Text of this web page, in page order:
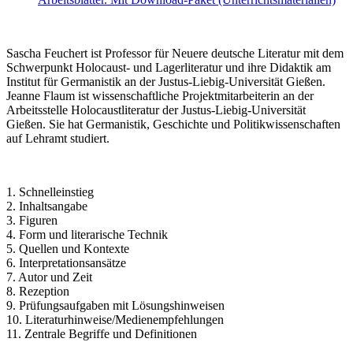
Sascha Feuchert ist Professor für Neuere deutsche Literatur mit dem
Schwerpunkt Holocaust- und Lagerliteratur und ihre Didaktik am
Institut für Germanistik an der Justus-Liebig-Universität Gießen.
Jeanne Flaum ist wissenschaftliche Projektmitarbeiterin an der
Arbeitsstelle Holocaustliteratur der Justus-Liebig-Universität
Gießen. Sie hat Germanistik, Geschichte und Politikwissenschaften
auf Lehramt studiert.
1. Schnelleinstieg
2. Inhaltsangabe
3. Figuren
4. Form und literarische Technik
5. Quellen und Kontexte
6. Interpretationsansätze
7. Autor und Zeit
8. Rezeption
9. Prüfungsaufgaben mit Lösungshinweisen
10. Literaturhinweise/Medienempfehlungen
11. Zentrale Begriffe und Definitionen